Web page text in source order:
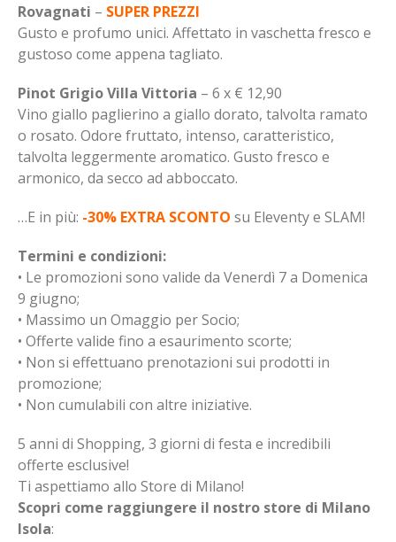
Rovagnati – SUPER PREZZI
Gusto e profumo unici. Affettato in vaschetta fresco e
gustoso come appena tagliato.
Pinot Grigio Villa Vittoria – 6 x € 12,90
Vino giallo paglierino a giallo dorato, talvolta ramato
o rosato. Odore fruttato, intenso, caratteristico,
talvolta leggermente aromatico. Gusto fresco e
armonico, da secco ad abboccato.
…E in più: -30% EXTRA SCONTO su Eleventy e SLAM!
Termini e condizioni:
• Le promozioni sono valide da Venerdì 7 a Domenica
9 giugno;
• Massimo un Omaggio per Socio;
• Offerte valide fino a esaurimento scorte;
• Non si effettuano prenotazioni sui prodotti in
promozione;
• Non cumulabili con altre iniziative.
5 anni di Shopping, 3 giorni di festa e incredibili
offerte esclusive!
Ti aspettiamo allo Store di Milano!
Scopri come raggiungere il nostro store di Milano
Isola: